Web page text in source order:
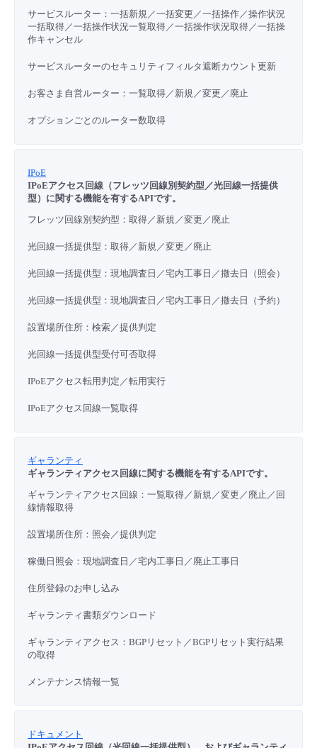
サービスルーター：一括新規／一括変更／一括操作／操作状況
一括取得／一括操作状況一覧取得／一括操作状況取得／一括操
作キャンセル
サービスルーターのセキュリティフィルタ遮断カウント更新
お客さま自営ルーター：一覧取得／新規／変更／廃止
オプションごとのルーター数取得
IPoE
IPoEアクセス回線（フレッツ回線別契約型／光回線一括提供
型）に関する機能を有するAPIです。
フレッツ回線別契約型：取得／新規／変更／廃止
光回線一括提供型：取得／新規／変更／廃止
光回線一括提供型：現地調査日／宅内工事日／撤去日（照会）
光回線一括提供型：現地調査日／宅内工事日／撤去日（予約）
設置場所住所：検索／提供判定
光回線一括提供型受付可否取得
IPoEアクセス転用判定／転用実行
IPoEアクセス回線一覧取得
ギャランティ
ギャランティアクセス回線に関する機能を有するAPIです。
ギャランティアクセス回線：一覧取得／新規／変更／廃止／回
線情報取得
設置場所住所：照会／提供判定
稼働日照会：現地調査日／宅内工事日／廃止工事日
住所登録のお申し込み
ギャランティ書類ダウンロード
ギャランティアクセス：BGPリセット／BGPリセット実行結果
の取得
メンテナンス情報一覧
ドキュメント